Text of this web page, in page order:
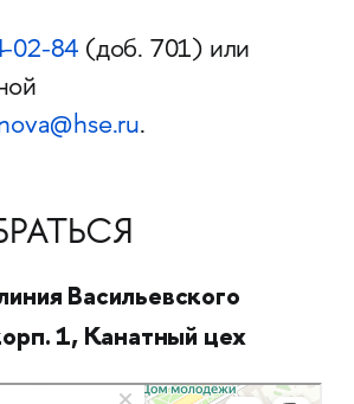
02-84 (доб. 701) или
.
Васильевского
1, Канатный цех